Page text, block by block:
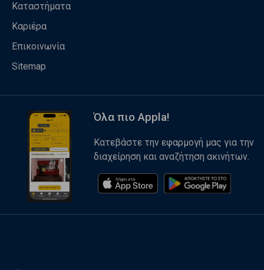
Καταστήματα
Καριέρα
Επικοινωνία
Sitemap
Όλα πιο Appla!
Κατεβάστε την εφαρμογή μας για την
διαχείρηση και αναζήτηση ακινήτων.